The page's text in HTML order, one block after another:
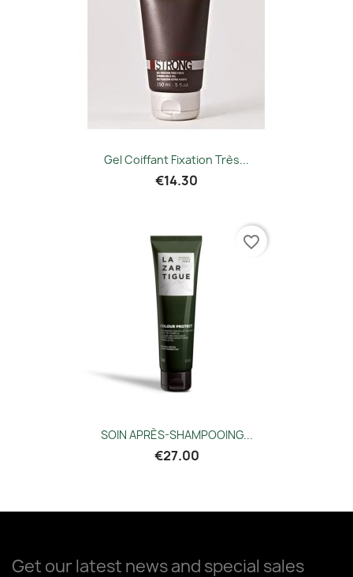
Gel Coiffant Fixation Très...
€14.30
SOIN APRÈS-SHAMPOOING...
€27.00
favorite_border
Get our latest news and special sales